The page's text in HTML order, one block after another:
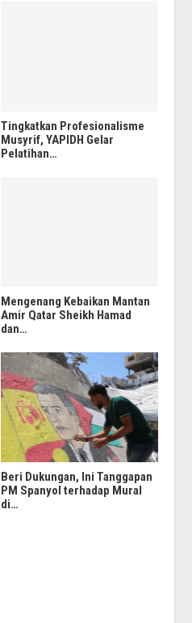
Tingkatkan Profesionalisme
Musyrif, YAPIDH Gelar
Pelatihan…
Mengenang Kebaikan Mantan
Amir Qatar Sheikh Hamad
dan…
Beri Dukungan, Ini Tanggapan
PM Spanyol terhadap Mural
di…